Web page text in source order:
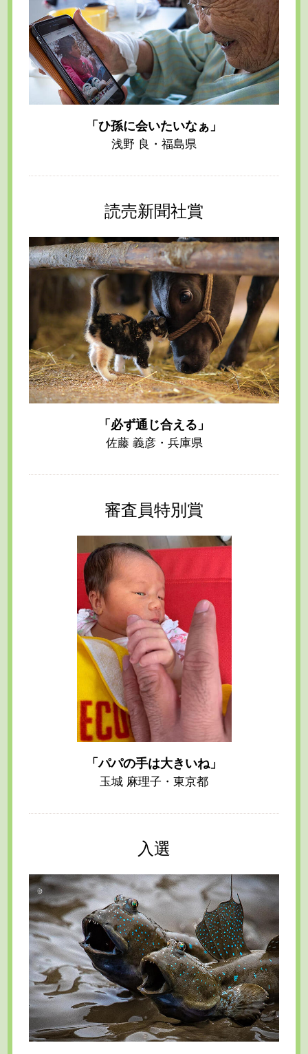
「ひ孫に会いたいなぁ」
浅野 良・福島県
読売新聞社賞
「必ず通じ合える」
佐藤 義彦・兵庫県
審査員特別賞
「パパの手は大きいね」
玉城 麻理子・東京都
入選